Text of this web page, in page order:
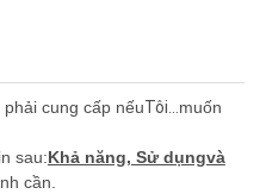
phải cung cấp nếuTôi... muốn
sau:Khả năng, Sử dụngvà
cần.